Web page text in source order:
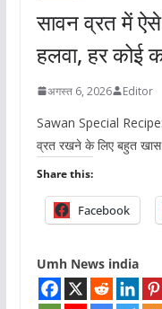
सावन व्रत में
हलवा, हर कोई
अगस्त 6, 2026 Editor
Sawan Special Recipe:
व्रत रखने के लिए बहुत खास
Share this:
Facebook
Umh News india